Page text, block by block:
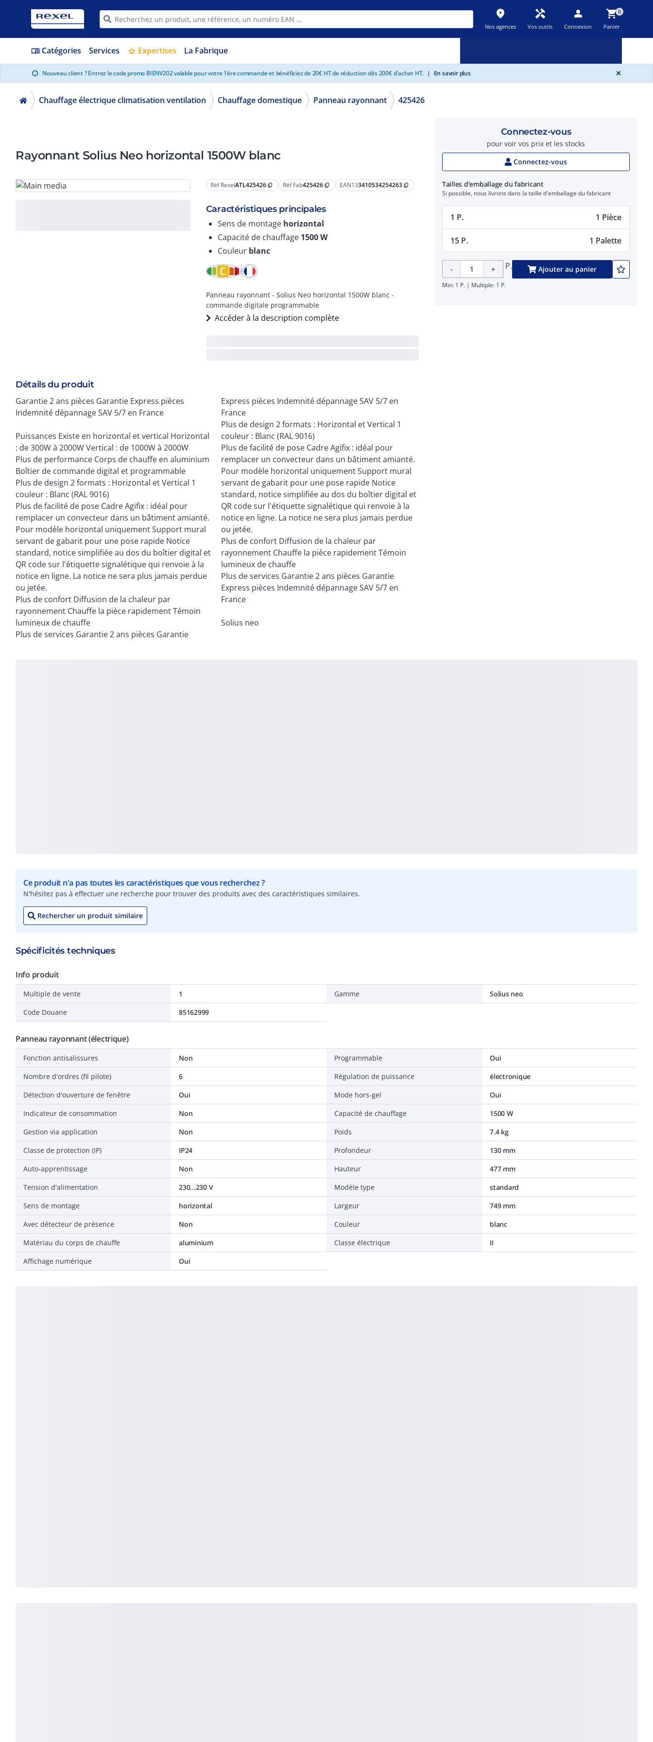
place
Nos agences
handyman
Vos outils
person
Connexion
shopping_cart0
Panier
menu_book Catégories Services star Expertises La Fabrique
info Nouveau client ? Entrez le code promo BIENV202 valable pour votre 1ère commande et bénéficiez de 20€ HT de réduction dès 200€ d'achat HT. | En savoir plus ×
Chauffage électrique climatisation ventilation Chauffage domestique Panneau rayonnant 425426
Rayonnant Solius Neo horizontal 1500W blanc
Réf RexelATL425426 content_copy Réf Fab425426 content_copy EAN133410534254263 content_copy
Caractéristiques principales
Sens de montage horizontal
Capacité de chauffage 1500W
Couleur blanc
Panneau rayonnant - Solius Neo horizontal 1500W blanc -
commande digitale programmable
Accéder à la description complète
Détails du produit
Garantie 2 ans pièces Garantie Express pièces
Indemnité dépannage SAV 5/7 en France
Puissances Existe en horizontal et vertical Horizontal
: de 300W à 2000W Vertical : de 1000W à 2000W
Plus de performance Corps de chauffe en aluminium
Boîtier de commande digital et programmable
Plus de design 2 formats : Horizontal et Vertical 1
couleur : Blanc (RAL 9016)
Plus de facilité de pose Cadre Agifix : idéal pour
remplacer un convecteur dans un bâtiment amianté.
Pour modèle horizontal uniquement Support mural
servant de gabarit pour une pose rapide Notice
standard, notice simplifiée au dos du boîtier digital et
QR code sur l'étiquette signalétique qui renvoie à la
notice en ligne. La notice ne sera plus jamais perdue
ou jetée.
Plus de confort Diffusion de la chaleur par
rayonnement Chauffe la pièce rapidement Témoin
lumineux de chauffe
Plus de services Garantie 2 ans pièces Garantie
Express pièces Indemnité dépannage SAV 5/7 en
France
Plus de design 2 formats : Horizontal et Vertical 1
couleur : Blanc (RAL 9016)
Plus de facilité de pose Cadre Agifix : idéal pour
remplacer un convecteur dans un bâtiment amianté.
Pour modèle horizontal uniquement Support mural
servant de gabarit pour une pose rapide Notice
standard, notice simplifiée au dos du boîtier digital et
QR code sur l'étiquette signalétique qui renvoie à la
notice en ligne. La notice ne sera plus jamais perdue
ou jetée.
Plus de confort Diffusion de la chaleur par
rayonnement Chauffe la pièce rapidement Témoin
lumineux de chauffe
Plus de services Garantie 2 ans pièces Garantie
Express pièces Indemnité dépannage SAV 5/7 en
France
Solius neo
Connectez-vous
pour voir vos prix et les stocks
Connectez-vous
Tailles d'emballage du fabricant
Si possible, nous livrons dans la taille d'emballage du fabricant
1 P. 1 Pièce
15 P. 1 Palette
- + P. Ajouter au panier
Min: 1 P. | Multiple: 1 P.
Ce produit n'a pas toutes les caractéristiques que vous recherchez ?
N'hésitez pas à effectuer une recherche pour trouver des produits avec des caractéristiques similaires.
Rechercher un produit similaire
Spécificités techniques
Info produit
Multiple de vente
1
Code Douane
85162999
Gamme Solius neo
Panneau rayonnant (électrique)
Fonction antisalissures
Non
Nombre d'ordres (fil pilote)
6
Détection d'ouverture de fenêtre
Oui
Indicateur de consommation
Non
Gestion via application
Non
Classe de protection (IP)
IP24
Auto-apprentissage
Non
Tension d'alimentation
230...230 V
Sens de montage
horizontal
Avec détecteur de présence
Non
Matériau du corps de chauffe
aluminium
Affichage numérique
Oui
Programmable
Oui
Régulation de puissance
électronique
Mode hors-gel
Oui
Capacité de chauffage
1500 W
Poids
7.4 kg
Profondeur
130 mm
Hauteur
477 mm
Modèle type
standard
Largeur
749 mm
Couleur
blanc
Classe électrique
II